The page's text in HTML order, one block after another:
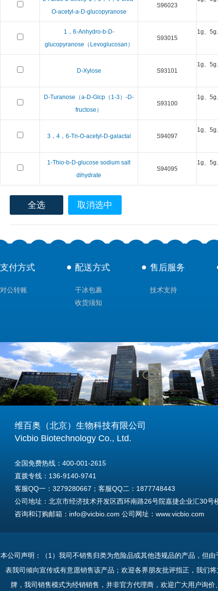
O-acetyl-a-D-glucopyranose
S96023
1，6-Anhydro-b-D-
glucopyranose（Levoglucosan）
S93015
1g、
D-Xylose S93101
1g、
D-Turanose（a-D-Glcp（1-3）-D-
fructose）
S93100
1g、
3，4，6-Tri-O-acetyl-D-galactal S94097
1g、
1-Thio-b-D-glucose sodium salt
dihydrate
S94095
1g、
全选 取消选中
支付方式
对公转账
配送方式
干冰包裹
收货须知
售后服务
技术支持
维百奥（北京）生物科技有限公司
Vicbio Biotechnology Co., Ltd.
全国免费热线：400-001-2615
直拨专线：136-9140-9741
客服QQ一：3279280667；客服QQ二：1877748443
公司地址：北京市经济技术开发区西环南路26号院嘉捷企业汇30号
咨询和订购邮箱：info@vicbio.com 公司网址：www.vicbio.com
Tel: +86-13691409741
本公司声明：（1）我司不销售归类为危险品或其他违规品的产品，但
表我司倾向宣传或有意愿销售该产品；欢迎各界朋友批评指正，我们
牌，我司销售模式为经销销售，并非官方代理商，欢迎广大用户询